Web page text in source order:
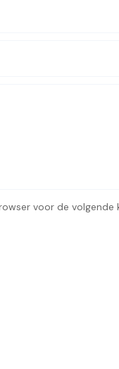
voor de volgende